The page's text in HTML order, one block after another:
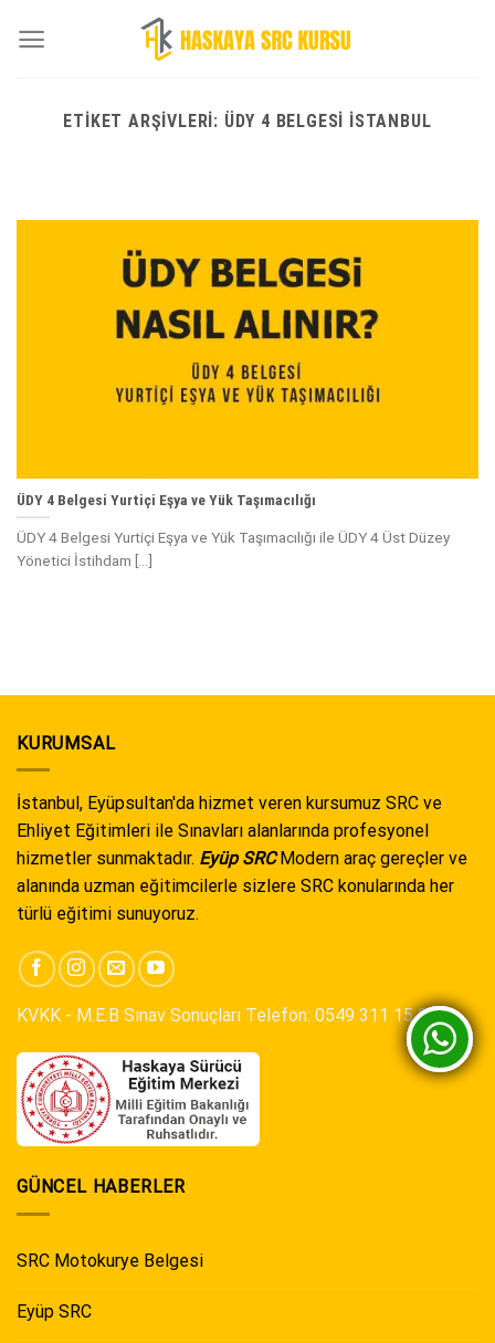
ETIKET ARŞIVLERI: ÜDY 4 BELGESI İSTANBUL
ÜDY 4 Belgesi Yurtiçi Eşya ve Yük Taşımacılığı
ÜDY 4 Belgesi Yurtiçi Eşya ve Yük Taşımacılığı ile ÜDY 4 Üst Düzey
Yönetici İstihdam [...]
KURUMSAL
İstanbul, Eyüpsultan'da hizmet veren kursumuz SRC ve
Ehliyet Eğitimleri ile Sınavları alanlarında profesyonel
hizmetler sunmaktadır. Eyüp SRCModern araç gereçler ve
alanında uzman eğitimcilerle sizlere SRC konularında her
türlü eğitimi sunuyoruz.
KVKK - M.E.B Sınav Sonuçları Telefon: 0549 311 15 00
GÜNCEL HABERLER
SRC Motokurye Belgesi
Eyüp SRC